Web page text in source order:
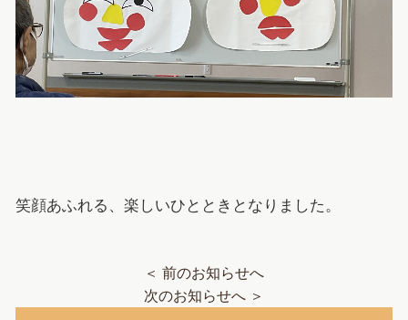
笑顔あふれる、楽しいひとときとなりました。
＜ 前のお知らせへ
次のお知らせへ ＞